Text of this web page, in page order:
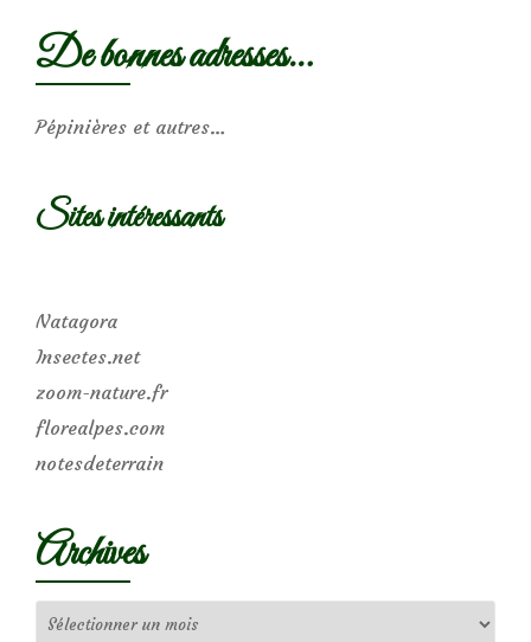
De bonnes adresses…
Pépinières et autres…
Sites intéressants
Natagora
Insectes.net
zoom-nature.fr
florealpes.com
notesdeterrain
Archives